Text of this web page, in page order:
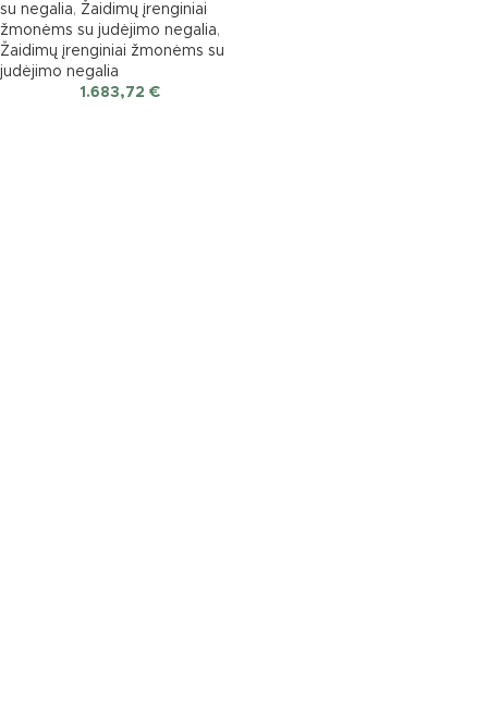
su negalia, Žaidimų įrenginiai
žmonėms su judėjimo negalia,
Žaidimų įrenginiai žmonėms su
judėjimo negalia
1.683,72 €